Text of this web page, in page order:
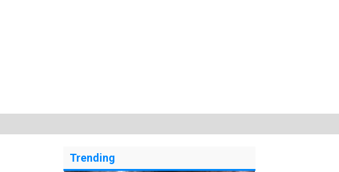
Trending